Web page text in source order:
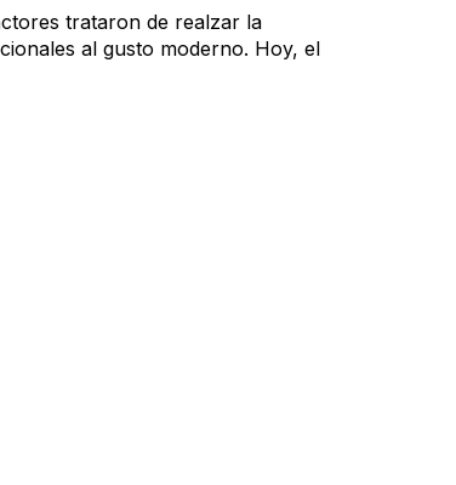
trataron de realzar la
al gusto moderno. Hoy, el